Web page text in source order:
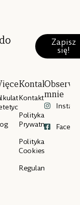
Zapisz
się!
Kontakt
Kontakt
Polityka
Prywatności
Polityka
Cookies
Regulamin
mnie